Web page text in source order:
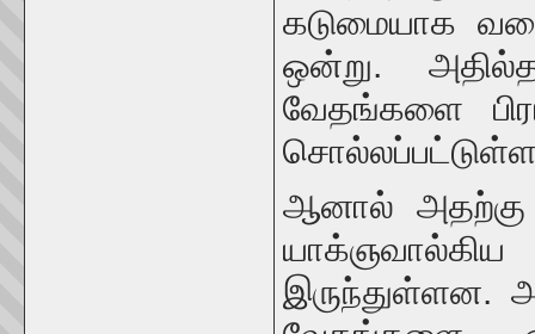
கடுமையாக
ஒன்று.
வேதங்களை
ஆனால் அதற்கு
இருந்துள்ளன.